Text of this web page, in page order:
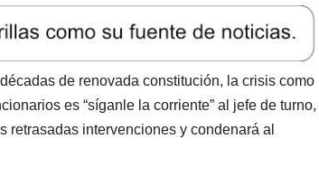
de renovada constitución, la crisis como
es “síganle la corriente” al jefe de turno,
retrasadas intervenciones y condenará al